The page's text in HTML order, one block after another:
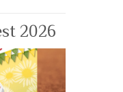
2026